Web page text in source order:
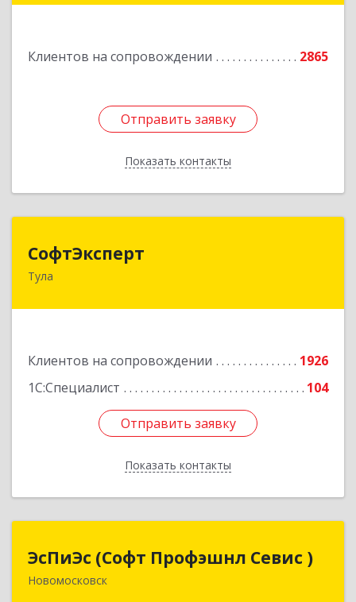
Клиентов на сопровождении 2865
Отправить заявку
Показать контакты
Отправить заявку
Назад
СофтЭксперт
Тула
Клиентов на сопровождении
1926
1С:Специалист
104
Отправить заявку
Показать контакты
300013, Тульская обл, Тула г, Болдина ул, дом №
Отправить заявку
Назад
ЭсПиЭс (Софт Профэшнл Севис )
Новомосковск
ЭсПиЭс (Софт Профэшнл Севис )
301659, Тульская обл, Новомосковский р-н,